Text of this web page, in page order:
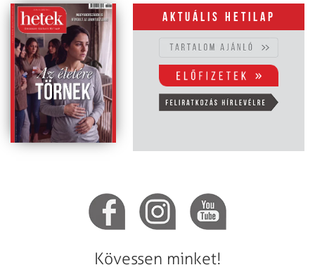
Aktuális hetilap
Kövessen minket!